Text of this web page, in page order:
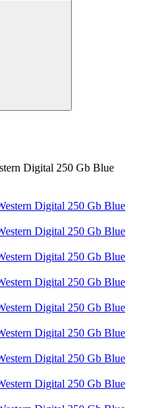
Digital 250 Gb Blue